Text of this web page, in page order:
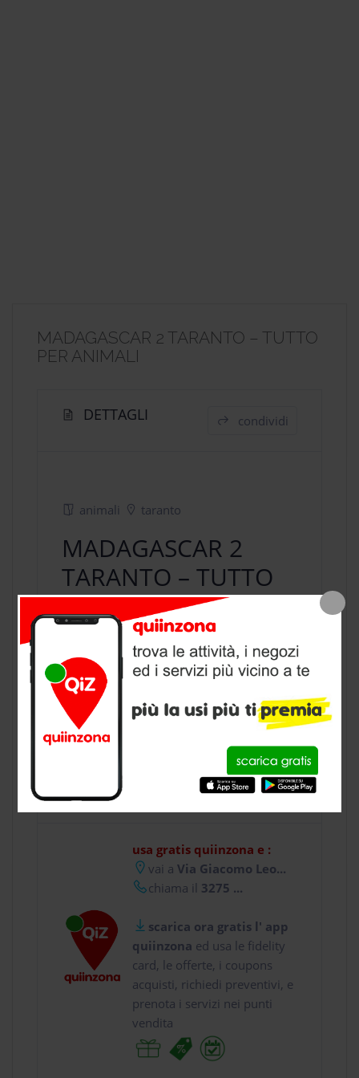
MADAGASCAR 2 TARANTO – TUTTO
PER ANIMALI
DETTAGLI condividi
animali taranto
MADAGASCAR 2
TARANTO – TUTTO
PER ANIMALI
negozio animali a Taranto, provincia
di Taranto
CONTATTI
usa gratis quiinzona e :
vai aVia Giacomo Leo...
chiama il 3275 ...
scarica ora gratis l' app
quiinzona ed usa le fidelity
card, le offerte, i coupons
acquisti, richiedi preventivi, e
prenota i servizi nei punti
vendita